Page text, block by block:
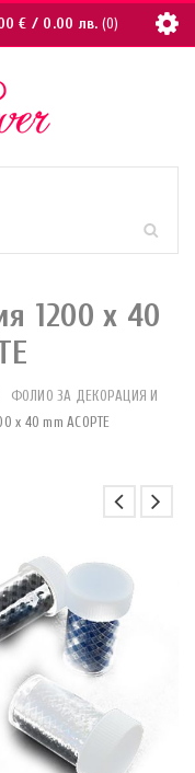
€ / 0.00 лв. 0
1200 x 40
ФОЛИО ЗА ДЕКОРАЦИЯ И
x 40 mm АСОРТЕ